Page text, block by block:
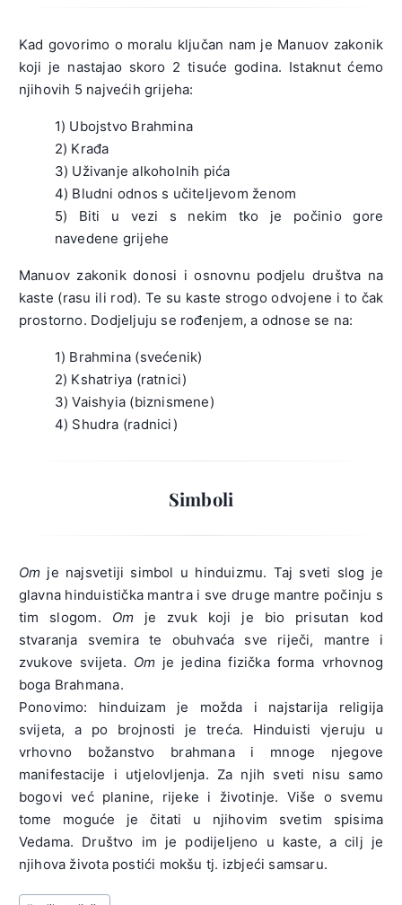
Kad govorimo o moralu ključan nam je Manuov zakonik
koji je nastajao skoro 2 tisuće godina. Istaknut ćemo
njihovih 5 najvećih grijeha:
1) Ubojstvo Brahmina
2) Krađa
3) Uživanje alkoholnih pića
4) Bludni odnos s učiteljevom ženom
5) Biti u vezi s nekim tko je počinio gore
navedene grijehe
Manuov zakonik donosi i osnovnu podjelu društva na
kaste (rasu ili rod). Te su kaste strogo odvojene i to čak
prostorno. Dodjeljuju se rođenjem, a odnose se na:
1) Brahmina (svećenik)
2) Kshatriya (ratnici)
3) Vaishyia (biznismene)
4) Shudra (radnici)
Simboli
Om je najsvetiji simbol u hinduizmu. Taj sveti slog je
glavna hinduistička mantra i sve druge mantre počinju s
tim slogom. Omje zvuk koji je bio prisutan kod
stvaranja svemira te obuhvaća sve riječi, mantre i
zvukove svijeta. Om je jedina fizička forma vrhovnog
boga Brahmana.
Ponovimo: hinduizam je možda i najstarija religija
svijeta, a po brojnosti je treća. Hinduisti vjeruju u
vrhovno božanstvo brahmana i mnoge njegove
manifestacije i utjelovljenja. Za njih sveti nisu samo
bogovi već planine, rijeke i životinje. Više o svemu
tome moguće je čitati u njihovim svetim spisima
Vedama. Društvo im je podijeljeno u kaste, a cilj je
njihova života postići mokšu tj. izbjeći samsaru.
Post